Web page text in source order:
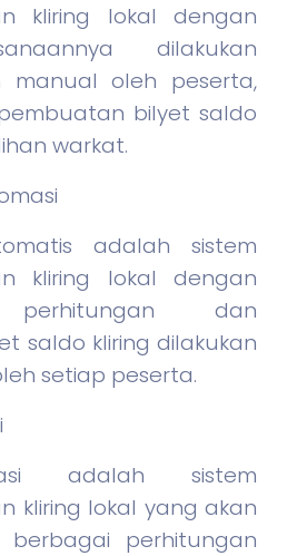
kliring lokal dengan
dilakukan
manual oleh peserta,
bilyet saldo
warkat.
adalah sistem
kliring lokal dengan
perhitungan dan
saldo kliring dilakukan
setiap peserta.
adalah sistem
kliring lokal yang akan
perhitungan